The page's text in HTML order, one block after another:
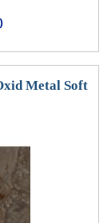
Metal Soft